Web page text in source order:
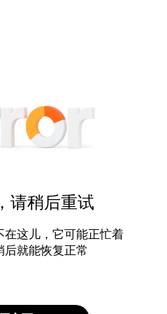
请稍后重试
在这儿，它可能正忙着
后就能恢复正常